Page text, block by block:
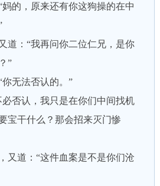
的，原来还有你这狗操的在中
：“我再问你二位仁兄，是你
”
无法否认的。”
否认，我只是在你们中间找机
宝干什么？那会招来灭门惨
道：“这件血案是不是你们沧